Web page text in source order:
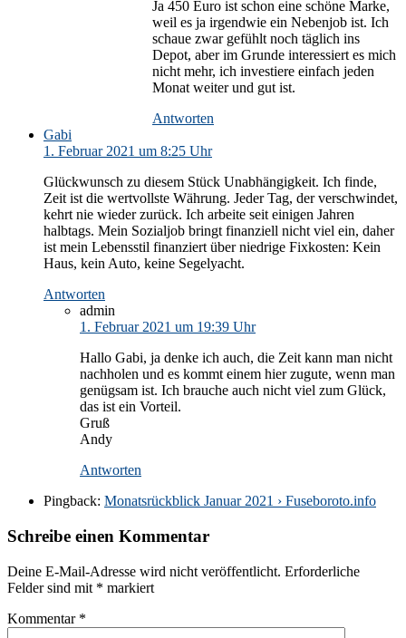
Ja 450 Euro ist schon eine schöne Marke,
weil es ja irgendwie ein Nebenjob ist. Ich
schaue zwar gefühlt noch täglich ins
Depot, aber im Grunde interessiert es mich
nicht mehr, ich investiere einfach jeden
Monat weiter und gut ist.
Antworten
Gabi
1. Februar 2021 um 8:25 Uhr
Glückwunsch zu diesem Stück Unabhängigkeit. Ich finde,
Zeit ist die wertvollste Währung. Jeder Tag, der verschwindet,
kehrt nie wieder zurück. Ich arbeite seit einigen Jahren
halbtags. Mein Sozialjob bringt finanziell nicht viel ein, daher
ist mein Lebensstil finanziert über niedrige Fixkosten: Kein
Haus, kein Auto, keine Segelyacht.
Antworten
admin
1. Februar 2021 um 19:39 Uhr
Hallo Gabi, ja denke ich auch, die Zeit kann man nicht
nachholen und es kommt einem hier zugute, wenn man
genügsam ist. Ich brauche auch nicht viel zum Glück,
das ist ein Vorteil.
Gruß
Andy
Antworten
Pingback: Monatsrückblick Januar 2021 › Fuseboroto.info
Schreibe einen Kommentar
Deine E-Mail-Adresse wird nicht veröffentlicht. Erforderliche
Felder sind mit * markiert
Kommentar *